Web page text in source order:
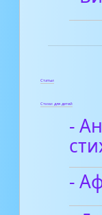
Статьи
Стихи для детей
-
-